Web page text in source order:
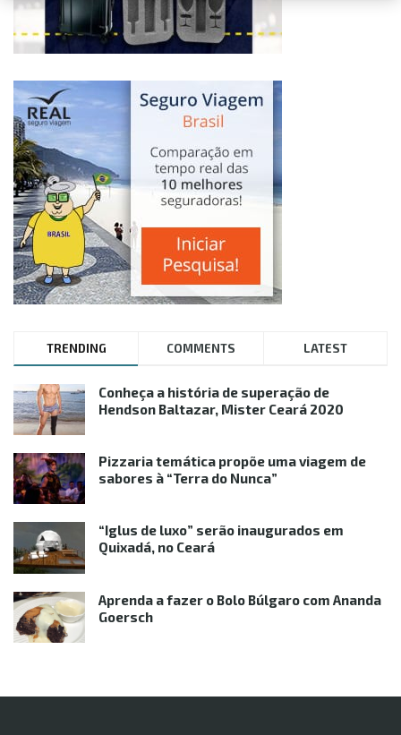
TRENDING COMMENTS LATEST
Conheça a história de superação de
Hendson Baltazar, Mister Ceará 2020
Pizzaria temática propõe uma viagem de
sabores à “Terra do Nunca”
“Iglus de luxo” serão inaugurados em
Quixadá, no Ceará
Aprenda a fazer o Bolo Búlgaro com Ananda
Goersch